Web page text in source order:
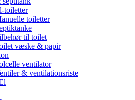
toiletter
toiletter
til toilet
væske & papir
ventilator
& ventilationsriste